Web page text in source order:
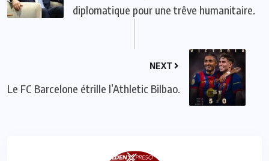
diplomatique pour une trêve humanitaire.
NEXT
Le FC Barcelone étrille l’Athletic Bilbao.